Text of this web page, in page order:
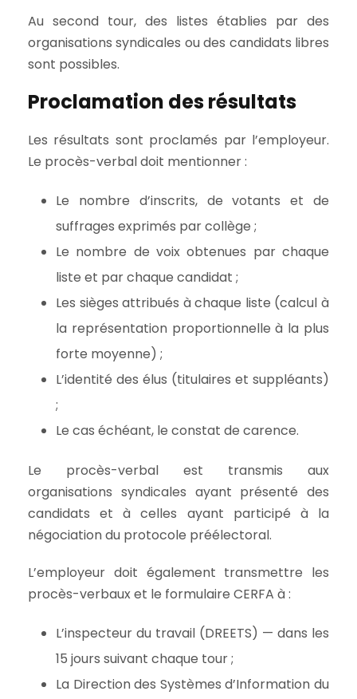
Au second tour, des listes établies par des
organisations syndicales ou des candidats libres
sont possibles.
Proclamation des résultats
Les résultats sont proclamés par l’employeur.
Le procès-verbal doit mentionner :
Le nombre d’inscrits, de votants et de
suffrages exprimés par collège ;
Le nombre de voix obtenues par chaque
liste et par chaque candidat ;
Les sièges attribués à chaque liste (calcul à
la représentation proportionnelle à la plus
forte moyenne) ;
L’identité des élus (titulaires et suppléants)
;
Le cas échéant, le constat de carence.
Le procès-verbal est transmis aux
organisations syndicales ayant présenté des
candidats et à celles ayant participé à la
négociation du protocole préélectoral.
L’employeur doit également transmettre les
procès-verbaux et le formulaire CERFA à :
L’inspecteur du travail (DREETS) — dans les
15 jours suivant chaque tour ;
La Direction des Systèmes d’Information du